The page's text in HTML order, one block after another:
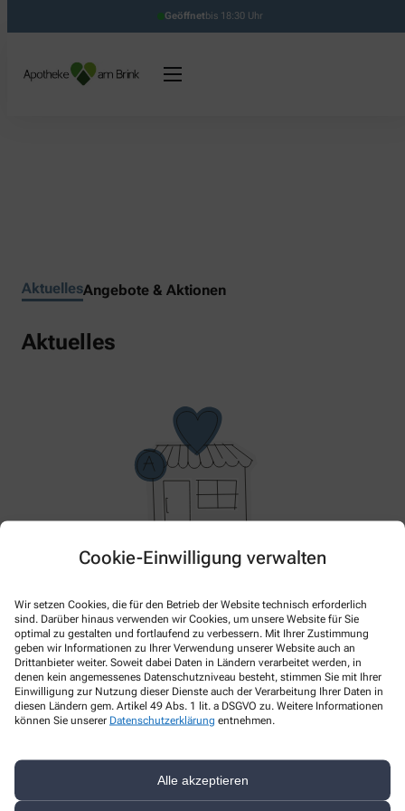
Cookie-Einwilligung verwalten
Wir setzen Cookies, die für den Betrieb der Website technisch erforderlich
sind. Darüber hinaus verwenden wir Cookies, um unsere Website für Sie
optimal zu gestalten und fortlaufend zu verbessern. Mit Ihrer Zustimmung
geben wir Informationen zu Ihrer Verwendung unserer Website auch an
Drittanbieter weiter. Soweit dabei Daten in Ländern verarbeitet werden, in
denen kein angemessenes Datenschutzniveau besteht, stimmen Sie mit Ihrer
Einwilligung zur Nutzung dieser Dienste auch der Verarbeitung Ihrer Daten in
diesen Ländern gem. Artikel 49 Abs. 1 lit. a DSGVO zu. Weitere Informationen
können Sie unserer Datenschutzerklärung entnehmen.
Alle akzeptieren
Geöffnetbis 18:30 Uhr
AktuellesAngebote & Aktionen
Aktuelles
Hier gibt es aktuell nichts Neues. Bitte schauen Sie